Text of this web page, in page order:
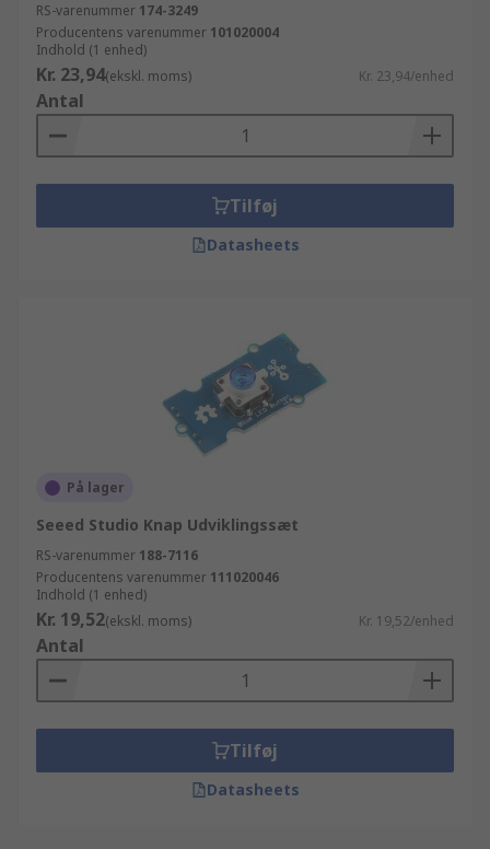
RS-varenummer 174-3249
Producentens varenummer 101020004
Indhold (1 enhed)
Kr. 23,94(ekskl. moms) Kr. 23,94/enhed
Antal
Tilføj
Datasheets
På lager
Seeed Studio Knap Udviklingssæt
RS-varenummer 188-7116
Producentens varenummer 111020046
Indhold (1 enhed)
Kr. 19,52(ekskl. moms) Kr. 19,52/enhed
Antal
Tilføj
Datasheets